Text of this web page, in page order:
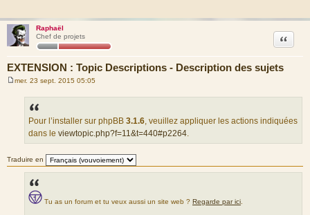
Raphaël
Chef de projets
EXTENSION : Topic Descriptions - Description des sujets
Citation
mer. 23 sept. 2015 05:05
Pour l’installer sur phpBB 3.1.6, veuillez appliquer les actions indiquées
dans le viewtopic.php?f=11&t=440#p2264.
Traduire en
Tu as un forum et tu veux aussi un site web ? Regarde par ici